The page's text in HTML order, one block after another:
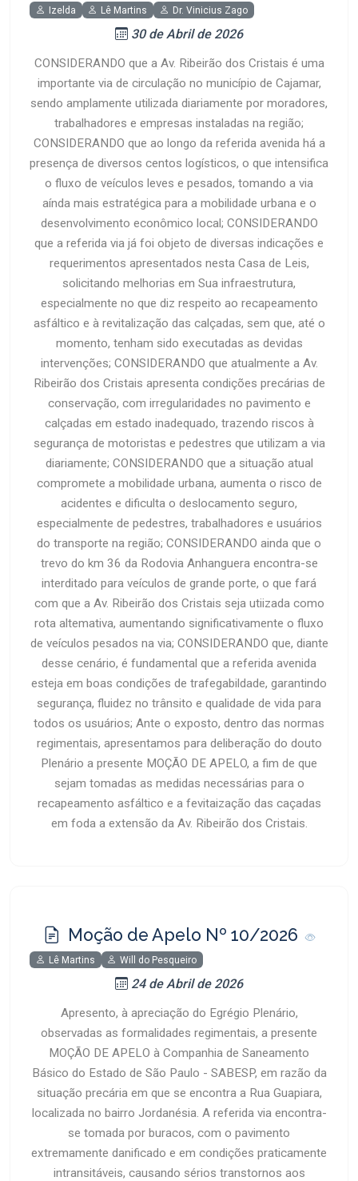
Izelda Lê Martins Dr. Vinicius Zago
30 de Abril de 2026
CONSIDERANDO que a Av. Ribeirão dos Cristais é uma
importante via de circulação no município de Cajamar,
sendo amplamente utilizada diariamente por moradores,
trabalhadores e empresas instaladas na região;
CONSIDERANDO que ao longo da referida avenida há a
presença de diversos centos logísticos, o que intensifica
o fluxo de veículos leves e pesados, tomando a via
aínda mais estratégica para a mobilidade urbana e o
desenvolvimento econômico local; CONSIDERANDO
que a referida via já foi objeto de diversas indicações e
requerimentos apresentados nesta Casa de Leis,
solicitando melhorias em Sua infraestrutura,
especialmente no que diz respeito ao recapeamento
asfáltico e à revitalização das calçadas, sem que, até o
momento, tenham sido executadas as devidas
intervenções; CONSIDERANDO que atualmente a Av.
Ribeirão dos Cristais apresenta condições precárias de
conservação, com irregularidades no pavimento e
calçadas em estado inadequado, trazendo riscos à
segurança de motoristas e pedestres que utilizam a via
diariamente; CONSIDERANDO que a situação atual
compromete a mobilidade urbana, aumenta o risco de
acidentes e dificulta o deslocamento seguro,
especialmente de pedestres, trabalhadores e usuários
do transporte na região; CONSIDERANDO ainda que o
trevo do km 36 da Rodovia Anhanguera encontra-se
interditado para veículos de grande porte, o que fará
com que a Av. Ribeirão dos Cristais seja utiizada como
rota altemativa, aumentando significativamente o fluxo
de veículos pesados na via; CONSIDERANDO que, diante
desse cenário, é fundamental que a referida avenida
esteja em boas condições de trafegabildade, garantindo
segurança, fluidez no trânsito e qualidade de vida para
todos os usuários; Ante o exposto, dentro das normas
regimentais, apresentamos para deliberação do douto
Plenário a presente MOÇÃO DE APELO, a fim de que
sejam tomadas as medidas necessárias para o
recapeamento asfáltico e a fevitaização das caçadas
em foda a extensão da Av. Ribeirão dos Cristais.
Moção de Apelo Nº 10/2026
Lê Martins Will do Pesqueiro
24 de Abril de 2026
Apresento, à apreciação do Egrégio Plenário,
observadas as formalidades regimentais, a presente
MOÇÃO DE APELO à Companhia de Saneamento
Básico do Estado de São Paulo - SABESP, em razão da
situação precária em que se encontra a Rua Guapiara,
localizada no bairro Jordanésia. A referida via encontra-
se tomada por buracos, com o pavimento
extremamente danificado e em condições praticamente
intransitáveis, causando sérios transtornos aos